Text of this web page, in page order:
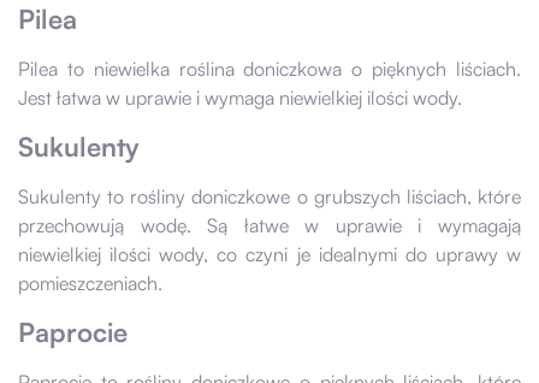
Pilea
Pilea to niewielka roślina doniczkowa o pięknych liściach.
Jest łatwa w uprawie i wymaga niewielkiej ilości wody.
Sukulenty
Sukulenty to rośliny doniczkowe o grubszych liściach, które
przechowują wodę. Są łatwe w uprawie i wymagają
niewielkiej ilości wody, co czyni je idealnymi do uprawy w
pomieszczeniach.
Paprocie